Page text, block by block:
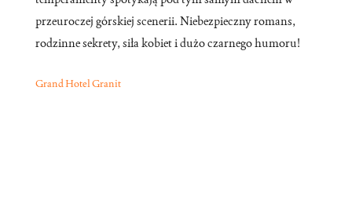
przeuroczej górskiej scenerii. Niebezpieczny romans,
rodzinne sekrety, siła kobiet i dużo czarnego humoru!
Grand Hotel Granit